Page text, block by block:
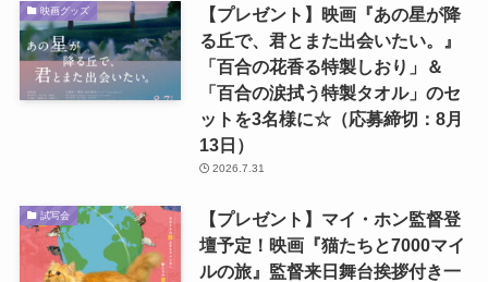
映画グッズ
【プレゼント】映画『あの星が降
る丘で、君とまた出会いたい。』
「百合の花香る特製しおり」＆
「百合の涙拭う特製タオル」のセ
ットを3名様に☆（応募締切：8月
13日）
2026.7.31
試写会
【プレゼント】マイ・ホン監督登
壇予定！映画『猫たちと7000マイ
ルの旅』監督来日舞台挨拶付き一